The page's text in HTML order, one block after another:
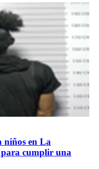
niños en La
para cumplir una